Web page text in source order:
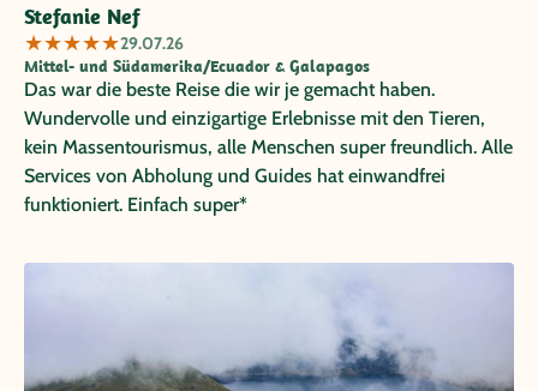
Stefanie Nef
★★★★★29.07.26
Mittel- und Südamerika/Ecuador & Galapagos
Das war die beste Reise die wir je gemacht haben.
Wundervolle und einzigartige Erlebnisse mit den Tieren,
kein Massentourismus, alle Menschen super freundlich. Alle
Services von Abholung und Guides hat einwandfrei
funktioniert. Einfach super*